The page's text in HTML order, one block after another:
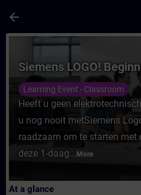
arrow_back
Course - Siemens
Siemens LOGO!
Learning Event - Classroom
Heeft u geen
u nog nooit metSiemens
raadzaam om te starten met
deze 1-daag... More
At a glance